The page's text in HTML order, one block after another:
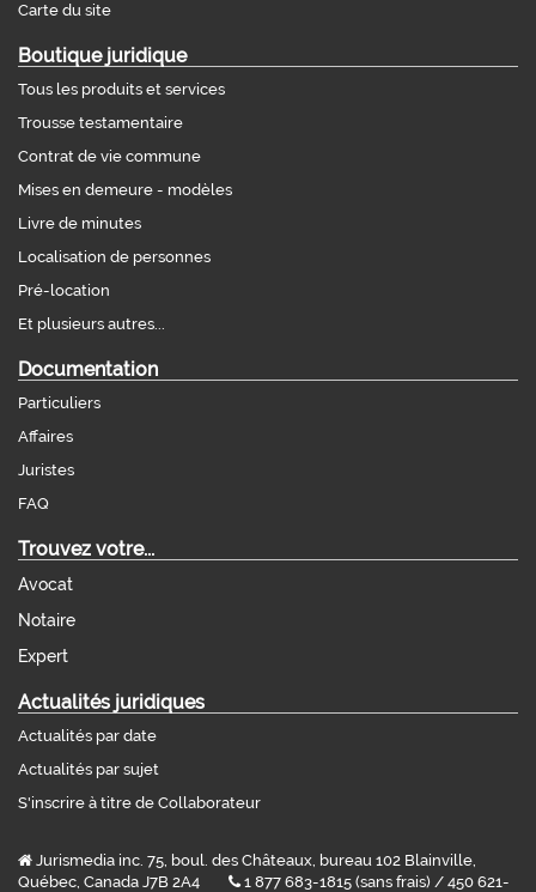
Carte du site
Boutique juridique
Tous les produits et services
Trousse testamentaire
Contrat de vie commune
Mises en demeure - modèles
Livre de minutes
Localisation de personnes
Pré-location
Et plusieurs autres...
Documentation
Particuliers
Affaires
Juristes
FAQ
Trouvez votre...
Avocat
Notaire
Expert
Actualités juridiques
Actualités par date
Actualités par sujet
S'inscrire à titre de Collaborateur
Jurismedia inc. 75, boul. des Châteaux, bureau 102 Blainville,
Québec, Canada J7B 2A4
1 877 683-1815 (sans frais) / 450 621-